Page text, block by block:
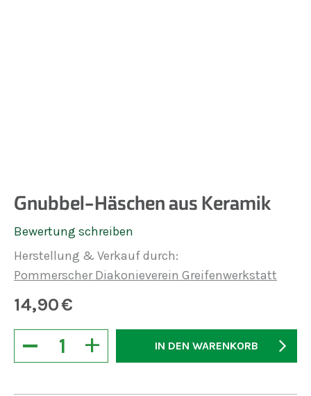
Gnubbel-Häschen aus Keramik
Bewertung schreiben
Herstellung & Verkauf durch:
Pommerscher Diakonieverein Greifenwerkstatt
14,90€
+
− IN DEN WARENKORB